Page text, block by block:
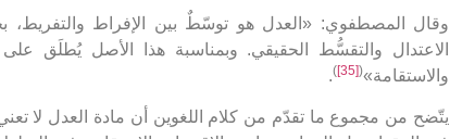
وقال المصطفوي: «العدل هو توسّطٌ بين الإفراط والتفريط،
الاعتدال والتقسُّط الحقيقي. وبمناسبة هذا الأصل يُطلَق على
والاستقامة»(
[35]
)
.
يتّضح من مجموع ما تقدّم من كلام اللغوين أن مادة العدل لا